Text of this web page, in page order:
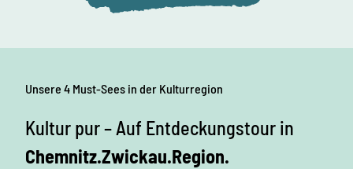
Unsere 4 Must-Sees in der Kulturregion
Kultur pur – Auf Entdeckungstour in
Chemnitz.Zwickau.Region.